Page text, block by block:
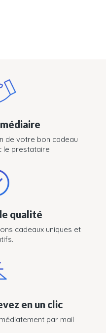
de votre bon cadeau
le prestataire
qualité
cadeaux uniques et
en un clic
par mail